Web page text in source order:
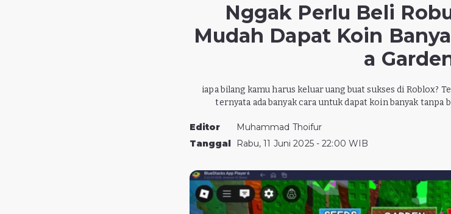
Nggak Perlu Beli
Mudah Dapat Koin
a
iapa bilang kamu harus keluar uang buat sukses di Roblox?
ternyata ada banyak cara untuk dapat koin banyak tanpa
Editor
Muhammad Thoifur
Tanggal
Rabu, 11 Juni 2025 - 22:00 WIB